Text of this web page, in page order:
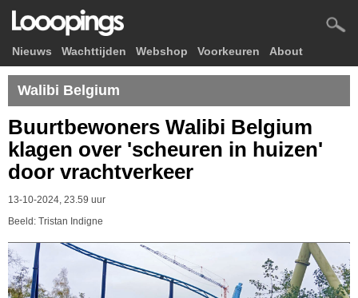
Nieuws Wachttijden Webshop Voorkeuren About
Walibi Belgium
Buurtbewoners Walibi Belgium
klagen over 'scheuren in huizen'
door vrachtverkeer
13-10-2024, 23.59 uur
Beeld: Tristan Indigne